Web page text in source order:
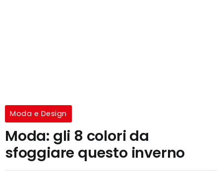
Moda e Design
Moda: gli 8 colori da
sfoggiare questo inverno